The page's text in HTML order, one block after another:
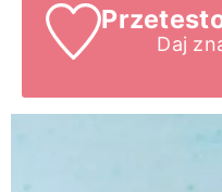
Daj